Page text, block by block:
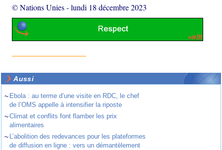
© Nations Unies-lundi 18 décembre 2023
Aussi
~ Ebola : au terme d’une visite en RDC, le chef
de l’OMS appelle à intensifier la riposte
~Climat et conflits font flamber les prix
alimentaires
~ L’abolition des redevances pour les plateformes
de diffusion en ligne : vers un démantèlement